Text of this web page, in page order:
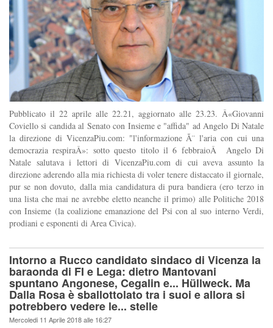
Pubblicato il 22 aprile alle 22.21, aggiornato alle 23.23. Â«Giovanni
Coviello si candida al Senato con Insieme e "affida" ad Angelo Di Natale
la direzione di VicenzaPiu.com: "l'informazione Ã¨ l'aria con cui una
democrazia respiraÂ»: sotto questo titolo il 6 febbraioÂ Angelo Di
Natale salutava i lettori di VicenzaPiu.com di cui aveva assunto la
direzione aderendo alla mia richiesta di voler tenere distaccato il giornale,
pur se non dovuto, dalla mia candidatura di pura bandiera (ero terzo in
una lista che mai ne avrebbe eletto neanche il primo) alle Politiche 2018
con Insieme (la coalizione emanazione del Psi con al suo interno Verdi,
prodiani e esponenti di Area Civica).
Intorno a Rucco candidato sindaco di Vicenza la
baraonda di FI e Lega: dietro Mantovani
spuntano Angonese, Cegalin e... Hüllweck. Ma
Dalla Rosa è sballottolato tra i suoi e allora si
potrebbero vedere le... stelle
Mercoledi 11 Aprile 2018 alle 16:27